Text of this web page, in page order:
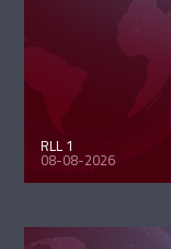
RLL 1
08-08-2026